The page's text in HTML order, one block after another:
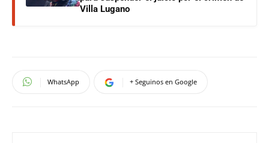
Villa Lugano
WhatsApp + Seguinos en Google